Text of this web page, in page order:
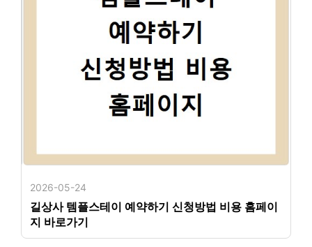
2026-05-24
길상사 템플스테이 예약하기 신청방법 비용 홈페이
지 바로가기